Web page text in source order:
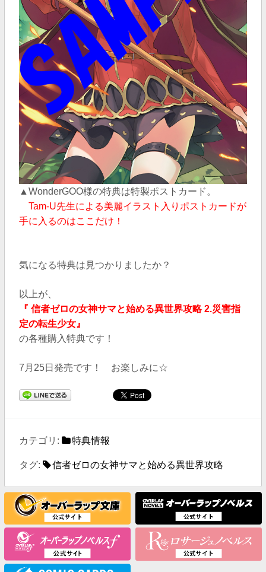
▲WonderGOO様の特典は特製ポストカード。
Tam-U先生による美麗イラスト入りポストカードが
手に入るのはここだけ！
気になる特典は見つかりましたか？
以上が、
『 信者ゼロの女神サマと始める異世界攻略 2.災害指
定の転生少女』
の各種購入特典です！
7月25日発売です！ お楽しみに☆
カテゴリ: 特典情報
タグ: 信者ゼロの女神サマと始める異世界攻略